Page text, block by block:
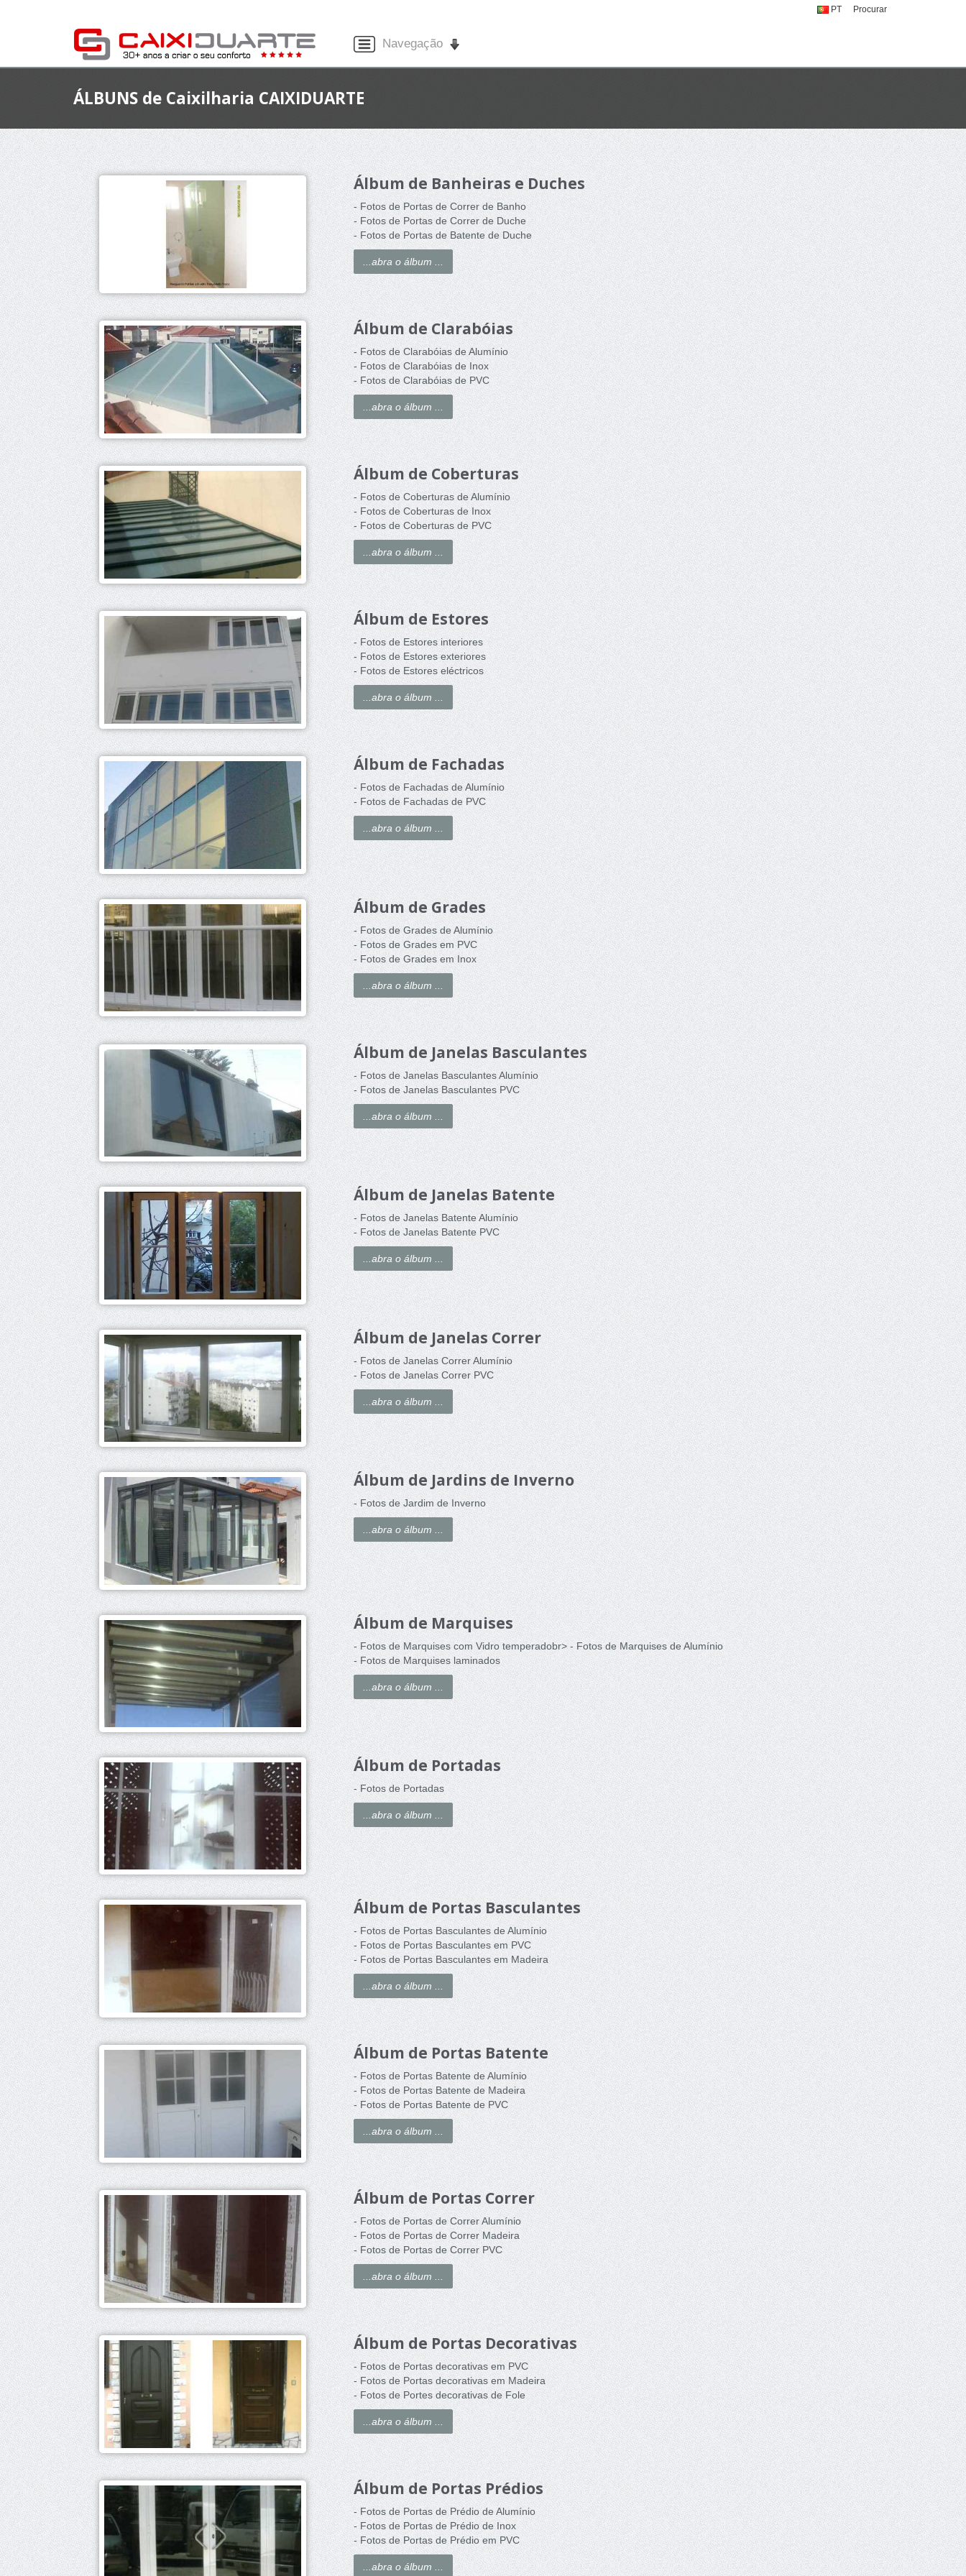
PT Procurar
Navegação
ÁLBUNS de Caixilharia CAIXIDUARTE
Álbum de Banheiras e Duches
- Fotos de Portas de Correr de Banho
- Fotos de Portas de Correr de Duche
- Fotos de Portas de Batente de Duche
...abra o álbum ...
Álbum de Clarabóias
- Fotos de Clarabóias de Alumínio
- Fotos de Clarabóias de Inox
- Fotos de Clarabóias de PVC
...abra o álbum ...
Álbum de Coberturas
- Fotos de Coberturas de Alumínio
- Fotos de Coberturas de Inox
- Fotos de Coberturas de PVC
...abra o álbum ...
Álbum de Estores
- Fotos de Estores interiores
- Fotos de Estores exteriores
- Fotos de Estores eléctricos
...abra o álbum ...
Álbum de Fachadas
- Fotos de Fachadas de Alumínio
- Fotos de Fachadas de PVC
...abra o álbum ...
Álbum de Grades
- Fotos de Grades de Alumínio
- Fotos de Grades em PVC
- Fotos de Grades em Inox
...abra o álbum ...
Álbum de Janelas Basculantes
- Fotos de Janelas Basculantes Alumínio
- Fotos de Janelas Basculantes PVC
...abra o álbum ...
Álbum de Janelas Batente
- Fotos de Janelas Batente Alumínio
- Fotos de Janelas Batente PVC
...abra o álbum ...
Álbum de Janelas Correr
- Fotos de Janelas Correr Alumínio
- Fotos de Janelas Correr PVC
...abra o álbum ...
Álbum de Jardins de Inverno
- Fotos de Jardim de Inverno
...abra o álbum ...
Álbum de Marquises
- Fotos de Marquises com Vidro temperadobr> - Fotos de Marquises de Alumínio
- Fotos de Marquises laminados
...abra o álbum ...
Álbum de Portadas
- Fotos de Portadas
...abra o álbum ...
Álbum de Portas Basculantes
- Fotos de Portas Basculantes de Alumínio
- Fotos de Portas Basculantes em PVC
- Fotos de Portas Basculantes em Madeira
...abra o álbum ...
Álbum de Portas Batente
- Fotos de Portas Batente de Alumínio
- Fotos de Portas Batente de Madeira
- Fotos de Portas Batente de PVC
...abra o álbum ...
Álbum de Portas Correr
- Fotos de Portas de Correr Alumínio
- Fotos de Portas de Correr Madeira
- Fotos de Portas de Correr PVC
...abra o álbum ...
Álbum de Portas Decorativas
- Fotos de Portas decorativas em PVC
- Fotos de Portas decorativas em Madeira
- Fotos de Portes decorativas de Fole
...abra o álbum ...
Álbum de Portas Prédios
- Fotos de Portas de Prédio de Alumínio
- Fotos de Portas de Prédio de Inox
- Fotos de Portas de Prédio em PVC
...abra o álbum ...